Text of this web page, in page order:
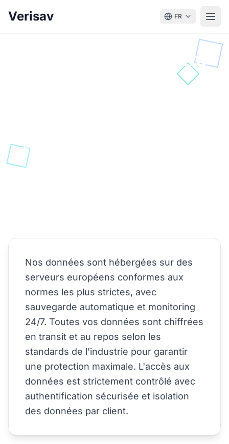
Verisav FR
Votre sécurité, notre
infrastructure robuste et des standards de
Nos données sont hébergées sur des
serveurs européens conformes aux
normes les plus strictes, avec
sauvegarde automatique et monitoring
24/7. Toutes vos données sont chiffrées
en transit et au repos selon les
standards de l'industrie pour garantir
une protection maximale. L'accès aux
données est strictement contrôlé avec
authentification sécurisée et isolation
des données par client.